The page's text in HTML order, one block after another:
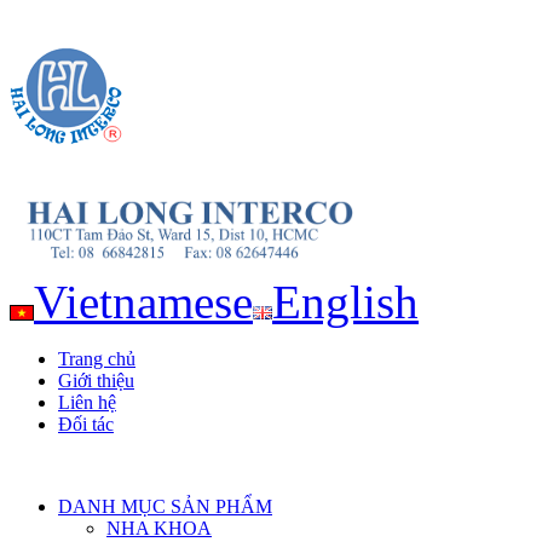
Vietnamese English
Trang chủ
Giới thiệu
Liên hệ
Đối tác
DANH MỤC SẢN PHẨM
NHA KHOA